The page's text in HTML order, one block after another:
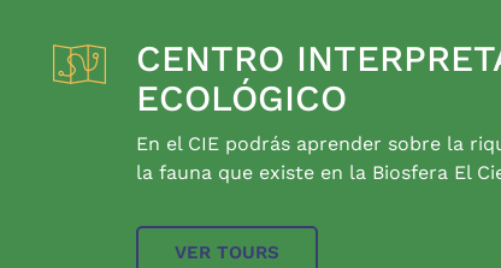
CENTRO
ECOLÓGICO
En el CIE podrás aprender sobre la
la fauna que existe en la Biosfera El
VER TOURS